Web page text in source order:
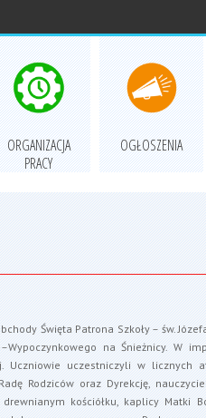
ORGANIZACJA
PRACY
OGŁOSZENIA
Święta Patrona Szkoły – św.
na Śnieżnicy. W
Uczniowie uczestniczyli w licznych
Rodziców oraz Dyrekcję,
kościółku, kaplicy Matki